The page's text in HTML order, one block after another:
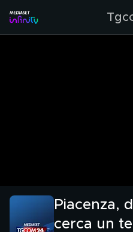
Piacenza,
cerca un